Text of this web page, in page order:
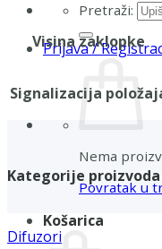
Pretraži:
Prijava /
Nema
Povratak u
Košarica
Visina zaklopke
Signalizacija
Kategorije proizvoda
Difuzori